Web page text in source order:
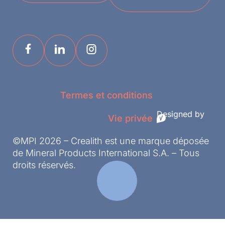
©MPI 2026 – Crealith est une marque déposée
de Mineral Products International S.A. – Tous
droits réservés.
Termes et conditions
Vie privée Designed by